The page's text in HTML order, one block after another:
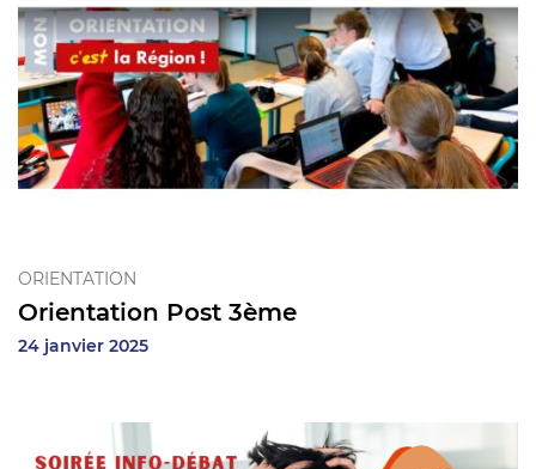
ORIENTATION
Orientation Post 3ème
24 janvier 2025